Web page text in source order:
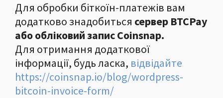
Для обробки біткоїн-платежів вам
додатково знадобиться сервер BTCPay
абообліковий запис Coinsnap.
Для отримання додаткової
інформації, будь ласка, відвідайте
https://coinsnap.io/blog/wordpress-
bitcoin-invoice-form/